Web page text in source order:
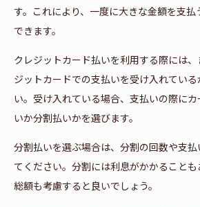
す。これにより、一度に大きな金額を支
できます。
クレジットカード払いを利用する際には
ジットカードでの支払いを受け入れてい
い。受け入れている場合、支払いの際に
いか分割払いかを選びます。
分割払いを選ぶ場合は、分割の回数や支
てください。分割には利息がかかること
総額も考慮すると良いでしょう。